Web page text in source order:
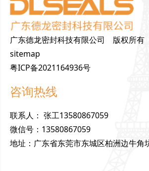
广东德龙密封科技有限公司 版权所有
sitemap
粤ICP备2021164936号
咨询热线
联系人 ： 张工13580867059
微信号 ： 13580867059
地址 ： 广东省东莞市东城区柏洲边牛角